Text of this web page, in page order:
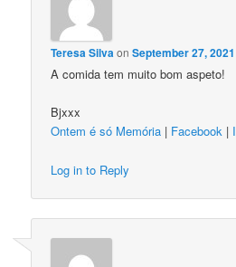
Teresa SilvaonSeptember 27,
A comida tem muito bom aspeto!
Bjxxx
Ontem é só Memória | Facebook |
Log in to Reply